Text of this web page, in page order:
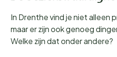
In Drenthe vind je niet alleen
maar er zijn ook genoeg
Welke zijn dat onder andere?